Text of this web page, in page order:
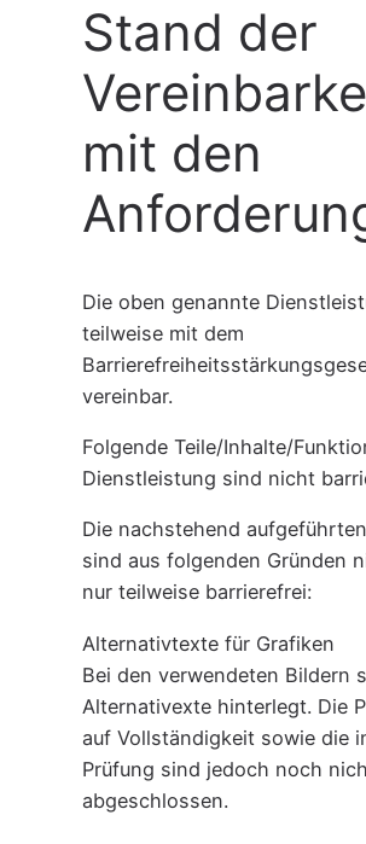
Stand der
mit den
Die oben genannte
teilweise mit dem
vereinbar.
Folgende Teile/Inhalte/
Dienstleistung sind nicht
Die nachstehend
sind aus folgenden Gründen
nur teilweise barrierefrei:
Alternativtexte für Grafiken
Bei den verwendeten Bildern
Alternativexte hinterlegt. Die
auf Vollständigkeit sowie die
Prüfung sind jedoch noch
abgeschlossen.